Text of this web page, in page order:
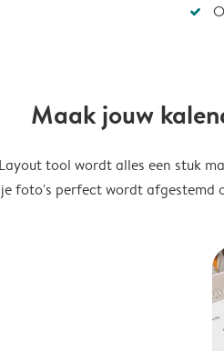
Maak jouw
tool wordt alles een stuk
foto's perfect wordt afgestemd